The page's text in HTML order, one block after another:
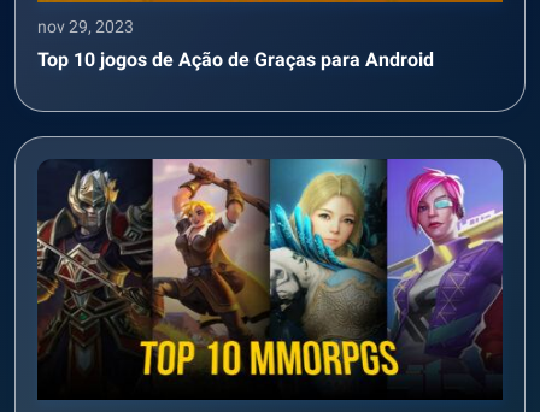
nov 29, 2023
Top 10 jogos de Ação de Graças para Android